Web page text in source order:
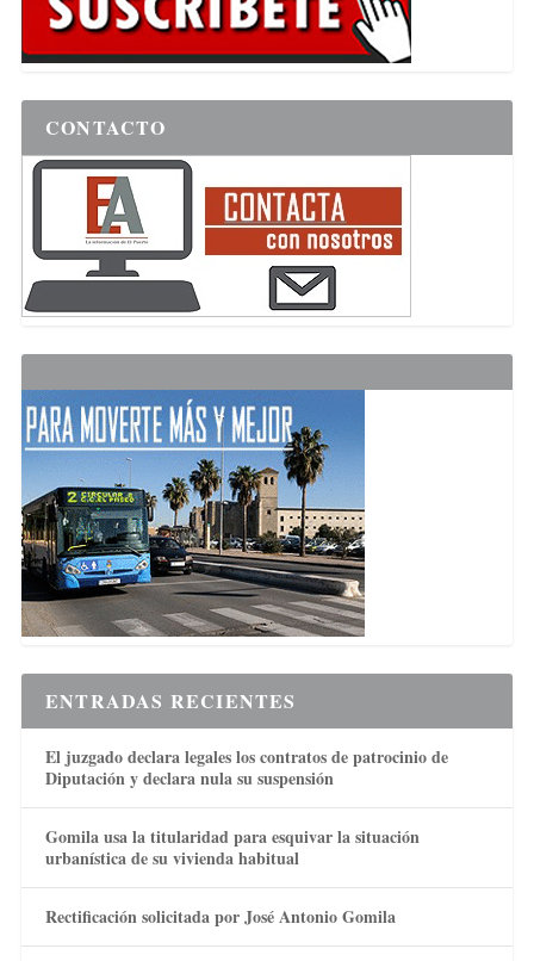
CONTACTO
ENTRADAS RECIENTES
El juzgado declara legales los contratos de patrocinio de
Diputación y declara nula su suspensión
Gomila usa la titularidad para esquivar la situación
urbanística de su vivienda habitual
Rectificación solicitada por José Antonio Gomila